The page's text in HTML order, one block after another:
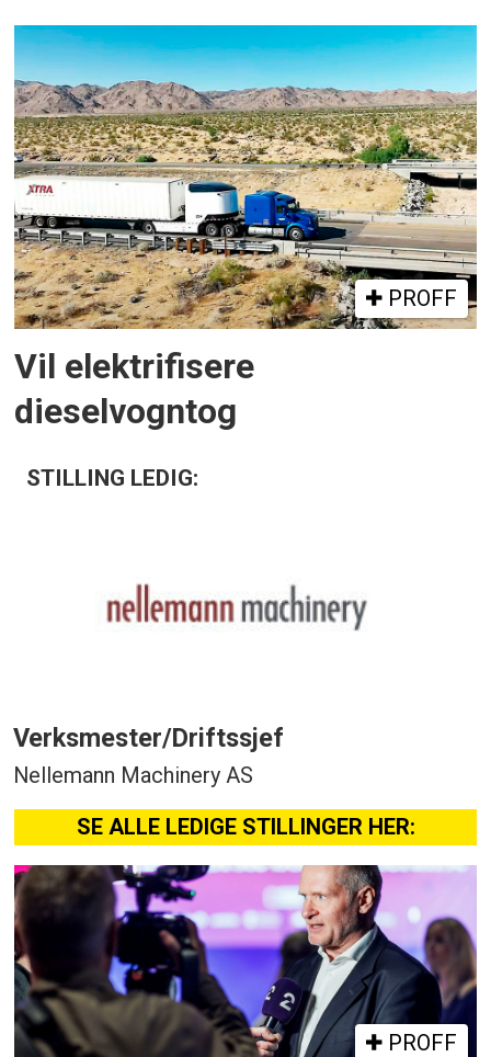
PROFF
Vil elektrifisere
dieselvogntog
STILLING LEDIG:
Verksmester/Driftssjef
Nellemann Machinery AS
SE ALLE LEDIGE STILLINGER HER:
PROFF